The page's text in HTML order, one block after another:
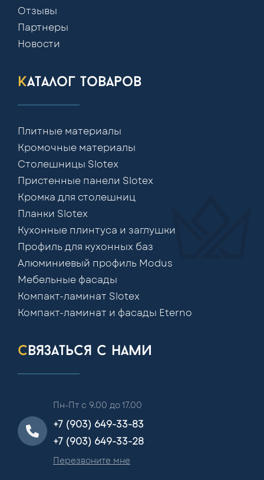
Отзывы
Партнеры
Новости
каталог товаров
Плитные материалы
Кромочные материалы
Столешницы Slotex
Пристенные панели Slotex
Кромка для столешниц
Планки Slotex
Кухонные плинтуса и заглушки
Профиль для кухонных баз
Алюминиевый профиль Modus
Мебельные фасады
Компакт-ламинат Slotex
Компакт-ламинат и фасады Eterno
связаться с нами
Пн-Пт с 9.00 до 17.00
+7 (903) 649-33-83
+7 (903) 649-33-28
Перезвоните мне